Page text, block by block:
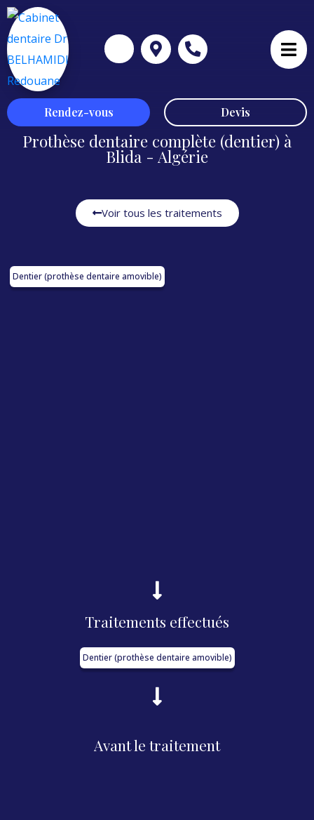
Rendez-vous Devis
Prothèse dentaire complète (dentier) à
Blida - Algérie
Voir tous les traitements
Dentier (prothèse dentaire amovible)
Traitements effectués
Dentier (prothèse dentaire amovible)
Avant le traitement